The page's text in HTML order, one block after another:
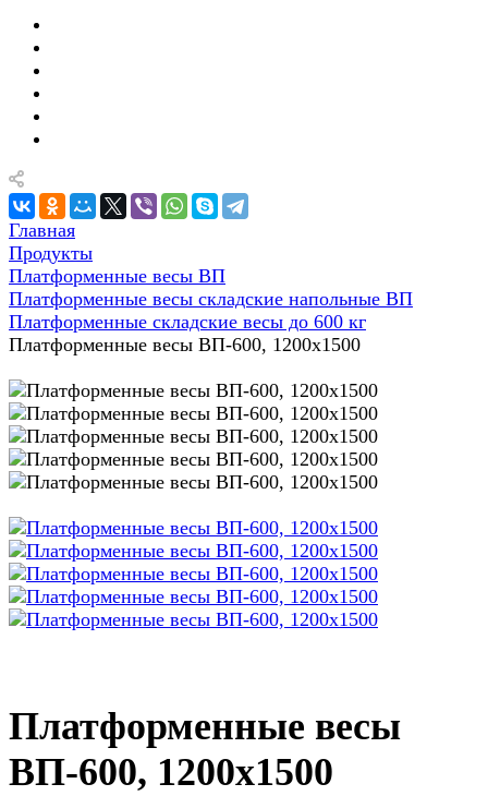
Главная
Продукты
Платформенные весы ВП
Платформенные весы складские напольные ВП
Платформенные складские весы до 600 кг
Платформенные весы ВП-600, 1200x1500
Платформенные весы
ВП-600, 1200x1500